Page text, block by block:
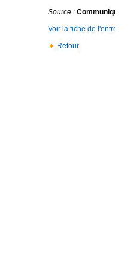
Source :
Voir la fiche de
Retour